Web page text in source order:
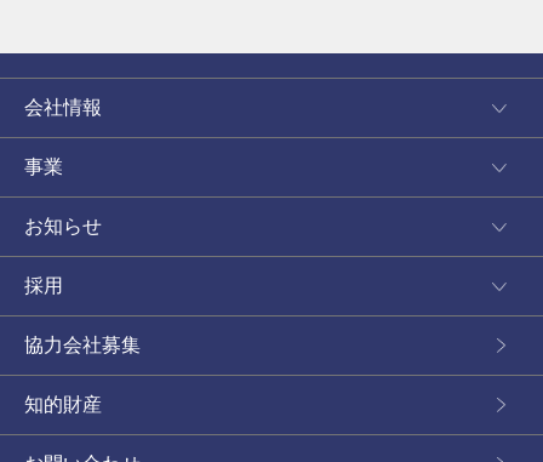
会社情報
事業
お知らせ
採用
協力会社募集
知的財産